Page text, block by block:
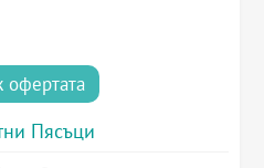
офертата
Пясъци